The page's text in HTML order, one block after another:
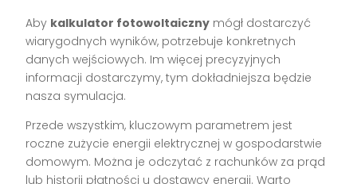
Aby kalkulator fotowoltaiczny mógł dostarczyć
wiarygodnych wyników, potrzebuje konkretnych
danych wejściowych. Im więcej precyzyjnych
informacji dostarczymy, tym dokładniejsza będzie
nasza symulacja.
Przede wszystkim, kluczowym parametrem jest
roczne zużycie energii elektrycznej w gospodarstwie
domowym. Można je odczytać z rachunków za prąd
lub historii płatności u dostawcy energii. Warto